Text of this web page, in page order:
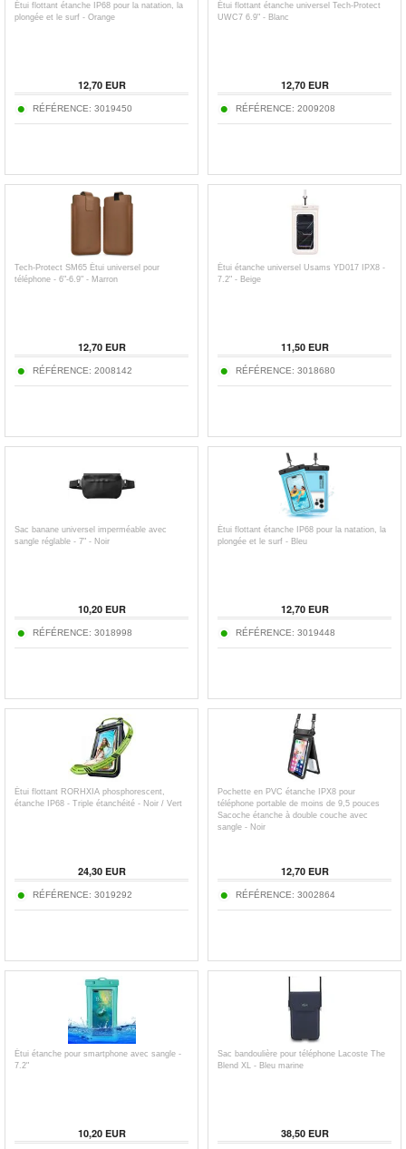
Étui flottant étanche IP68 pour la natation, la
plongée et le surf - Orange
12,70EUR
RÉFÉRENCE: 3019450
Étui flottant étanche universel Tech-Protect
UWC7 6.9" - Blanc
12,70EUR
RÉFÉRENCE: 2009208
Tech-Protect SM65 Étui universel pour
téléphone - 6"-6.9" - Marron
12,70EUR
RÉFÉRENCE: 2008142
Étui étanche universel Usams YD017 IPX8 -
7.2" - Beige
11,50EUR
RÉFÉRENCE: 3018680
Sac banane universel imperméable avec
sangle réglable - 7" - Noir
10,20EUR
RÉFÉRENCE: 3018998
Étui flottant étanche IP68 pour la natation, la
plongée et le surf - Bleu
12,70EUR
RÉFÉRENCE: 3019448
Étui flottant RORHXIA phosphorescent,
étanche IP68 - Triple étanchéité - Noir / Vert
24,30EUR
RÉFÉRENCE: 3019292
Pochette en PVC étanche IPX8 pour
téléphone portable de moins de 9,5 pouces
Sacoche étanche à double couche avec
sangle - Noir
12,70EUR
RÉFÉRENCE: 3002864
Étui étanche pour smartphone avec sangle -
7.2"
10,20EUR
Sac bandoulière pour téléphone Lacoste The
Blend XL - Bleu marine
38,50EUR